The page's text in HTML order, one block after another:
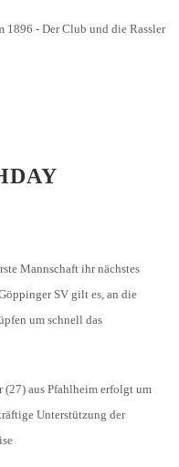
Mannschaft ihr nächstes
SV gilt es, an die
um schnell das
aus Pfahlheim erfolgt um
Unterstützung der